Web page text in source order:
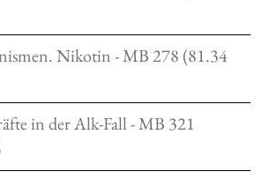
Nikotin - MB 278 (81.34
in der Alk-Fall - MB 321